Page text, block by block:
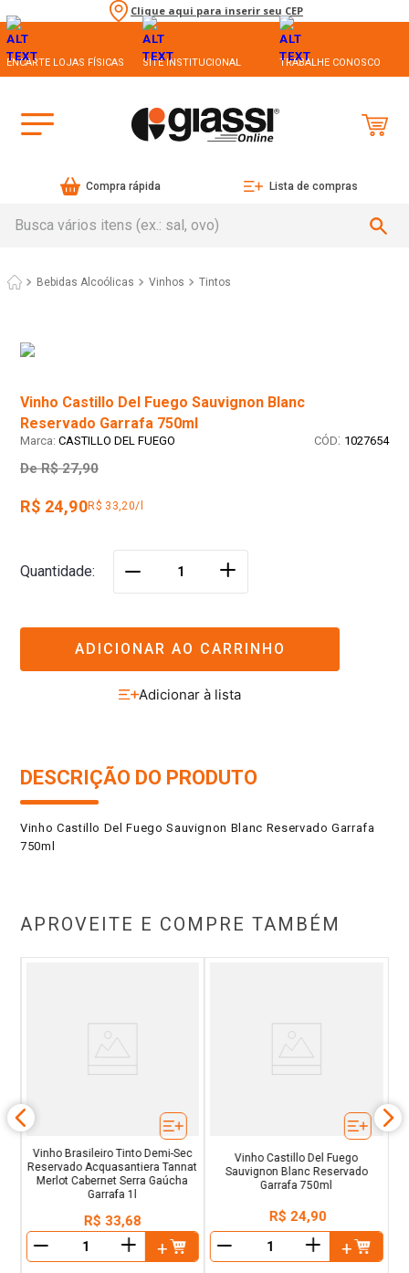
Clique aqui para inserir seu CEP
ENCARTE LOJAS FÍSICAS SITE INSTITUCIONAL TRABALHE CONOSCO
Compra rápida Lista de compras
Bebidas Alcoólicas Vinhos Tintos
Vinho Castillo Del Fuego Sauvignon Blanc
Reservado Garrafa 750ml
CASTILLO DEL FUEGO : 1027654
De R$ 27,90
R$ 24,90R$ 33,20/l
Quantidade ＋
ADICIONAR AO CARRINHO
DESCRIÇÃO DO PRODUTO
Vinho Castillo Del Fuego Sauvignon Blanc Reservado Garrafa
750ml
APROVEITE E COMPRE TAMBÉM
Vinho Brasileiro Tinto Demi-Sec
Reservado Acquasantiera Tannat
Merlot Cabernet Serra Gaúcha
Garrafa 1l
R$ 33,68
＋
Vinho Castillo Del Fuego
Sauvignon Blanc Reservado
Garrafa 750ml
R$ 24,90
＋